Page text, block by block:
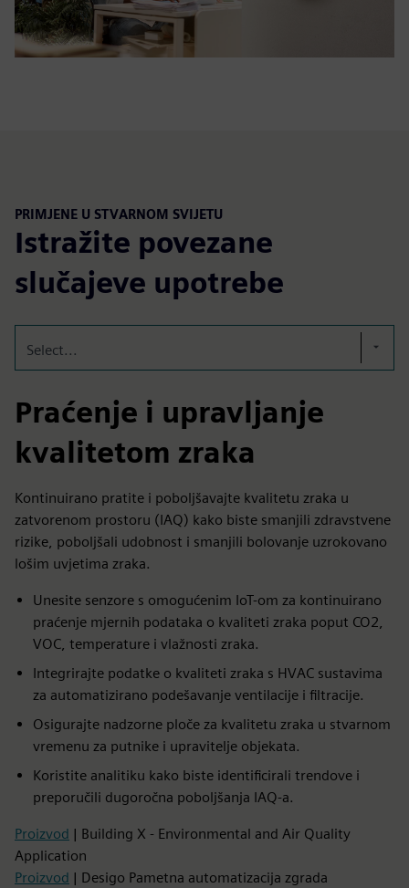
PRIMJENE U STVARNOM SVIJETU
Istražite povezane
slučajeve upotrebe
Select...
Praćenje i upravljanje
kvalitetom zraka
Kontinuirano pratite i poboljšavajte kvalitetu zraka u
zatvorenom prostoru (IAQ) kako biste smanjili zdravstvene
rizike, poboljšali udobnost i smanjili bolovanje uzrokovano
lošim uvjetima zraka.
Unesite senzore s omogućenim IoT-om za kontinuirano
praćenje mjernih podataka o kvaliteti zraka poput CO2,
VOC, temperature i vlažnosti zraka.
Integrirajte podatke o kvaliteti zraka s HVAC sustavima
za automatizirano podešavanje ventilacije i filtracije.
Osigurajte nadzorne ploče za kvalitetu zraka u stvarnom
vremenu za putnike i upravitelje objekata.
Koristite analitiku kako biste identificirali trendove i
preporučili dugoročna poboljšanja IAQ-a.
Proizvod | Building X - Environmental and Air Quality
Application
Proizvod | Desigo Pametna automatizacija zgrada